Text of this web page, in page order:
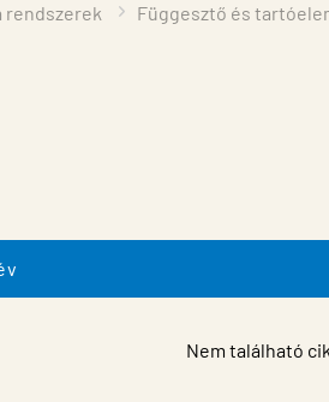
rendszerek Függesztő és
Nem található